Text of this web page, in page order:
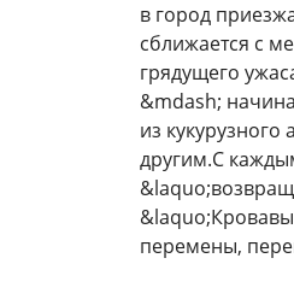
в город
сближается с
грядущего
&mdash;
из
другим.С
перемены,